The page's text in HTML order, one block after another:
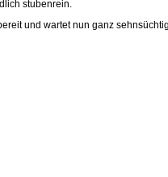
stubenrein.
und wartet nun ganz